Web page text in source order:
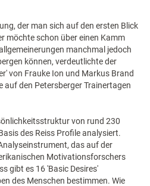
der man sich auf den ersten Blick
möchte schon über einen Kamm
manchmal jedoch
können, verdeutlichte der
von Frauke Ion und Markus Brand
den Petersberger Trainertagen
von rund 230
des Reiss Profile analysiert.
das auf der
Motivationsforschers
gibt es 16 'Basic Desires'
des Menschen bestimmen. Wie